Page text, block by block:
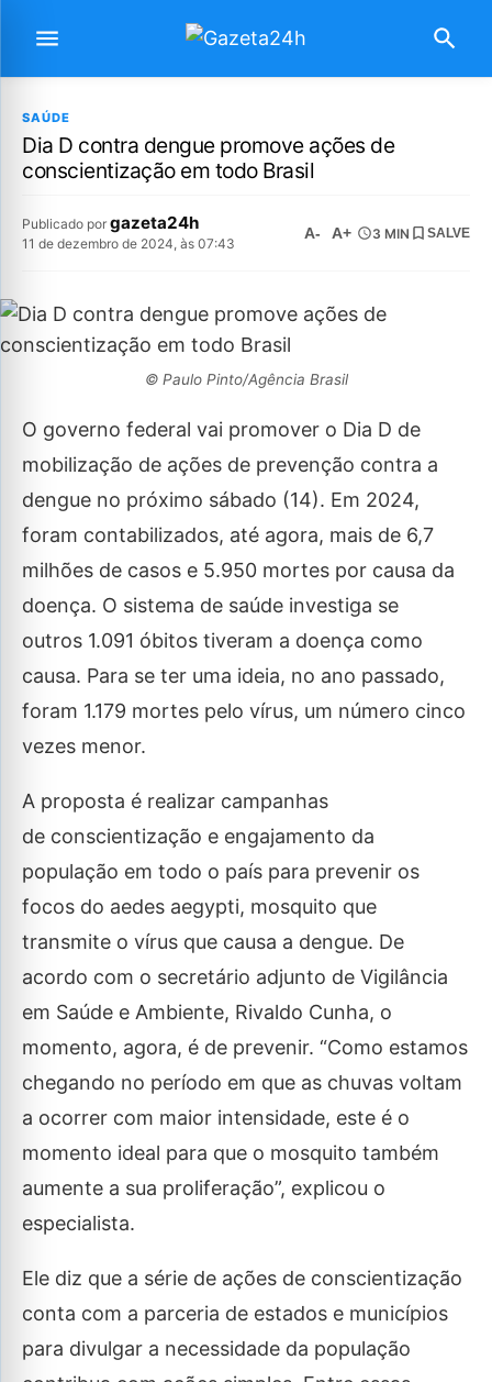
SAÚDE
Dia D contra dengue promove ações de
conscientização em todo Brasil
Publicado por gazeta24h
11 de dezembro de 2024, às 07:43
A- A+ 3 MIN SALVE
© Paulo Pinto/Agência Brasil
O governo federal vai promover o Dia D de
mobilização de ações de prevenção contra a
dengue no próximo sábado (14). Em 2024,
foram contabilizados, até agora, mais de 6,7
milhões de casos e 5.950 mortes por causa da
doença. O sistema de saúde investiga se
outros 1.091 óbitos tiveram a doença como
causa. Para se ter uma ideia, no ano passado,
foram 1.179 mortes pelo vírus, um número cinco
vezes menor.
A proposta é realizar campanhas
de conscientização e engajamento da
população em todo o país para prevenir os
focos do aedes aegypti, mosquito que
transmite o vírus que causa a dengue. De
acordo com o secretário adjunto de Vigilância
em Saúde e Ambiente, Rivaldo Cunha, o
momento, agora, é de prevenir. “Como estamos
chegando no período em que as chuvas voltam
a ocorrer com maior intensidade, este é o
momento ideal para que o mosquito também
aumente a sua proliferação”, explicou o
especialista.
Ele diz que a série de ações de conscientização
conta com a parceria de estados e municípios
para divulgar a necessidade da população